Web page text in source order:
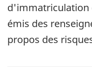
d'immatriculation
émis des
propos des